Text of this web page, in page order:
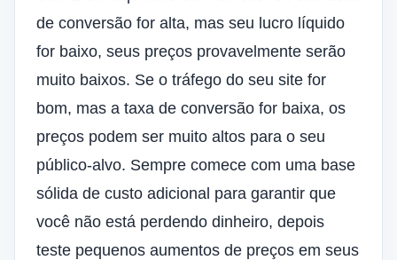
de conversão for alta, mas seu lucro líquido
for baixo, seus preços provavelmente serão
muito baixos. Se o tráfego do seu site for
bom, mas a taxa de conversão for baixa, os
preços podem ser muito altos para o seu
público-alvo. Sempre comece com uma base
sólida de custo adicional para garantir que
você não está perdendo dinheiro, depois
teste pequenos aumentos de preços em seus